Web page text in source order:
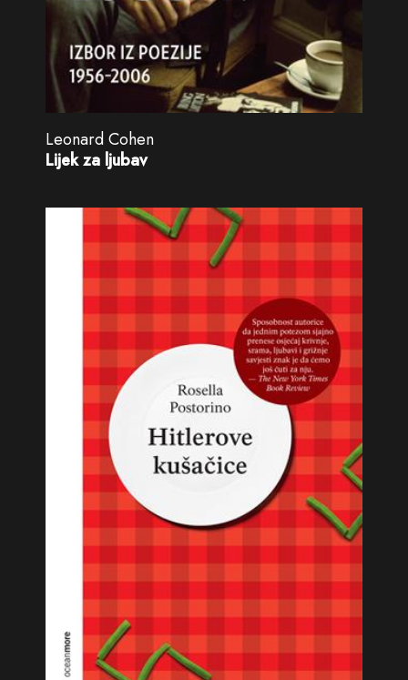
Leonard Cohen
Lijek za ljubav